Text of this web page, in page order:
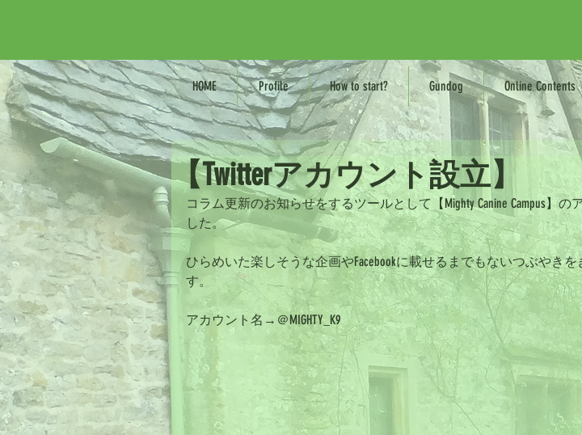
HOME Profile How to start? Gundog Online Contents
【Twitterアカウント設立】
コラム更新のお知らせをするツールとして【Mighty Canine Campus】
した。
ひらめいた楽しそうな企画やFacebookに載せるまでもないつぶやき
す。
アカウント名→＠MIGHTY_K9